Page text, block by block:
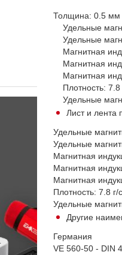
Толщина: 0.5
Удельные
Удельные
Магнитная
Магнитная
Магнитная
Плотность: 7.8
Лист и лента
Удельные
Удельные
Магнитная
Магнитная
Магнитная
Плотность: 7.8
Удельные
Другие
Германия
VE 560-50 - DIN